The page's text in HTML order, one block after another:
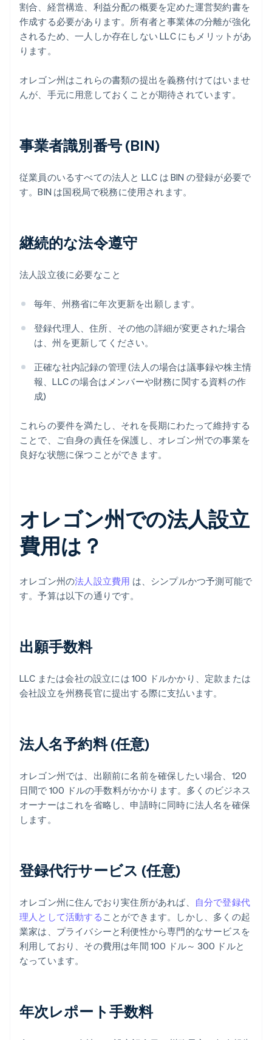
割合、経営構造、利益分配の概要を定めた運営契約書を
作成する必要があります。所有者と事業体の分離が強化
されるため、一人しか存在しない LLC にもメリットがあ
ります。
オレゴン州はこれらの書類の提出を義務付けてはいませ
んが、手元に用意しておくことが期待されています。
事業者識別番号 (BIN)
従業員のいるすべての法人と LLC は BIN の登録が必要で
す。BIN は国税局で税務に使用されます。
継続的な法令遵守
法人設立後に必要なこと
毎年、州務省に年次更新を出願します。
登録代理人、住所、その他の詳細が変更された場合
は、州を更新してください。
正確な社内記録の管理 (法人の場合は議事録や株主情
報、LLC の場合はメンバーや財務に関する資料の作
成)
これらの要件を満たし、それを長期にわたって維持する
ことで、ご自身の責任を保護し、オレゴン州での事業を
良好な状態に保つことができます。
オレゴン州での法人設立
費用は？
オレゴン州の法人設立費用 は、シンプルかつ予測可能で
す。予算は以下の通りです。
出願手数料
LLC または会社の設立には 100 ドルかかり、定款または
会社設立を州務長官に提出する際に支払います。
法人名予約料 (任意)
オレゴン州では、出願前に名前を確保したい場合、120
日間で 100 ドルの手数料がかかります。多くのビジネス
オーナーはこれを省略し、申請時に同時に法人名を確保
します。
登録代行サービス (任意)
オレゴン州に住んでおり実住所があれば、
自分で登録代
理人として活動する ことができます。しかし、多くの起
業家は、プライバシーと利便性から専門的なサービスを
利用しており、その費用は年間 100 ドル～ 300 ドルと
なっています。
年次レポート手数料